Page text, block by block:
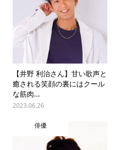
【井野 利治さん】甘い歌声と
癒される笑顔の裏にはクール
な筋肉...
2023.06.26
俳優